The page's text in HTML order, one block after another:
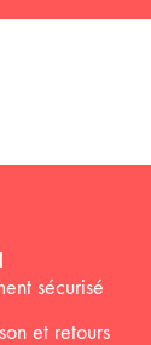
sécurisé
et retours